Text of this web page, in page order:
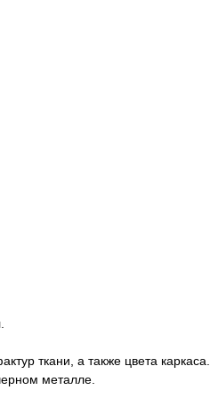
ткани, а также цвета каркаса.
металле.